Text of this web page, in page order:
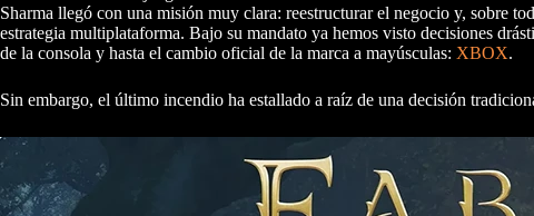
Sharma llegó con una misión muy clara: reestructurar el negocio y, sobre
estrategia multiplataforma. Bajo su mandato ya hemos visto decisiones
de la consola y hasta el cambio oficial de la marca a mayúsculas: XBOX.
Sin embargo, el último incendio ha estallado a raíz de una decisión